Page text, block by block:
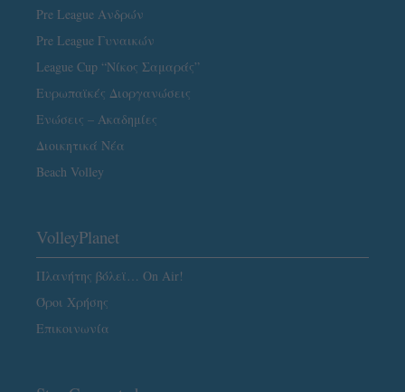
Pre League Ανδρών
Pre League Γυναικών
League Cup “Νίκος Σαμαράς”
Ευρωπαϊκές Διοργανώσεις
Ενώσεις – Ακαδημίες
Διοικητικά Νέα
Beach Volley
VolleyPlanet
Πλανήτης βόλεϊ… On Air!
Όροι Χρήσης
Επικοινωνία